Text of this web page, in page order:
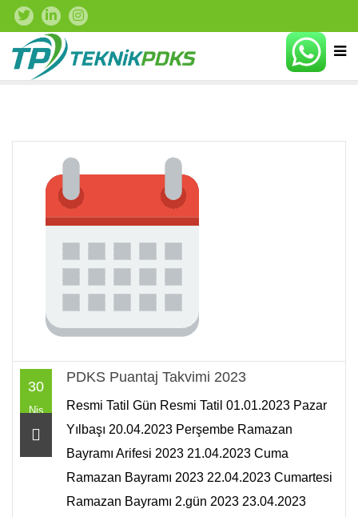
30
Nis
PDKS Puantaj Takvimi 2023
Resmi Tatil Gün Resmi Tatil 01.01.2023 Pazar
Yılbaşı 20.04.2023 Perşembe Ramazan
Bayramı Arifesi 2023 21.04.2023 Cuma
Ramazan Bayramı 2023 22.04.2023 Cumartesi
Ramazan Bayramı 2.gün 2023 23.04.2023